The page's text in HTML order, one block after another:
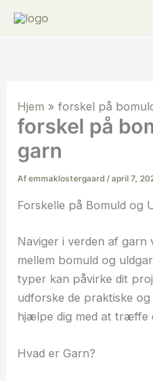
Hjem »forskel på
forskel på
garn
Afemmaklostergaard /april 7,
Forskelle på Bomuld og
Naviger i verden af garn
mellem bomuld og
typer kan påvirke dit
udforske de praktiske
hjælpe dig med at træffe
Hvad er Garn?